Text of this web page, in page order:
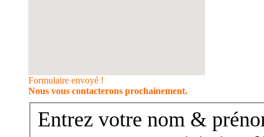
Formulaire envoyé !
Nous vous contacterons prochainement.
Entrez votre nom &